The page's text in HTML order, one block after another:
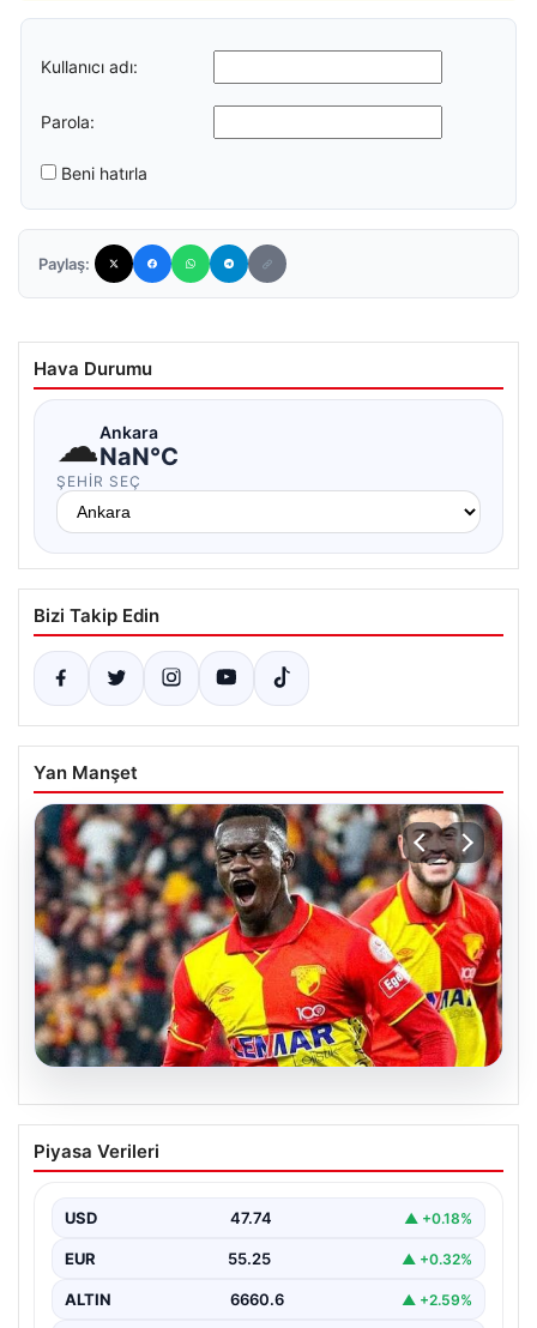
Kullanıcı adı:
Parola:
Beni hatırla
Paylaş:
Hava Durumu
☁Ankara
NaN°C
ŞEHIR SEÇ
Bizi Takip Edin
Yan Manşet
07.08.2026
Göztepe para basacak! Yine dev satış
geliyor
Piyasa Verileri
USD 47.74 ▲ +0.18%
EUR 55.25 ▲ +0.32%
ALTIN 6660.6 ▲ +2.59%